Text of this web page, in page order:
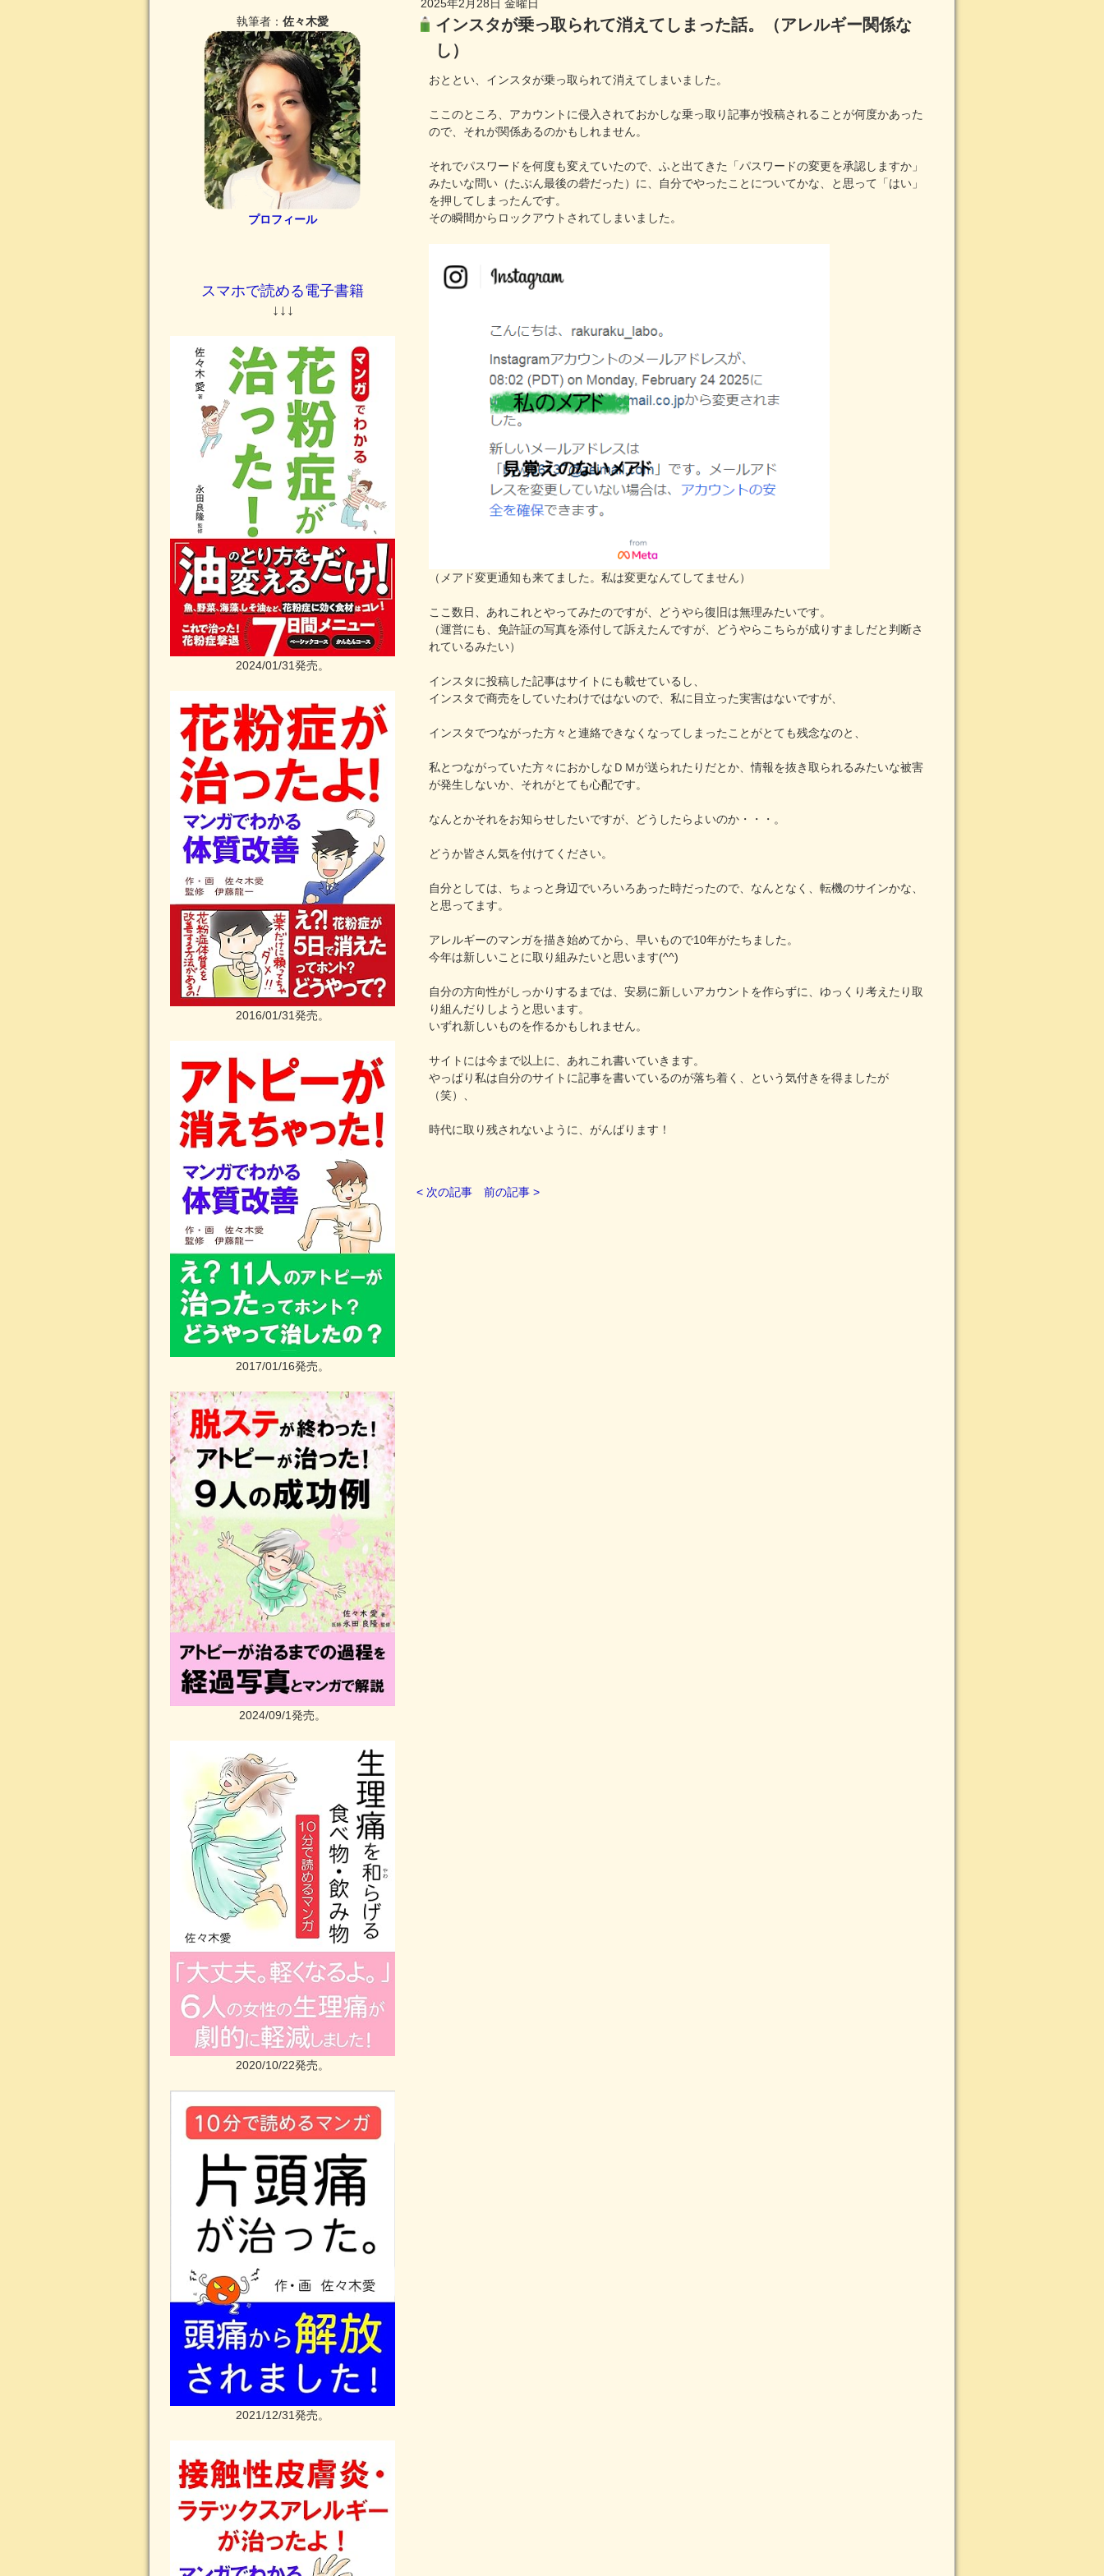
2025年2月28日 金曜日
インスタが乗っ取られて消えてしまった話。（アレルギー関係な
し）
おととい、インスタが乗っ取られて消えてしまいました。
ここのところ、アカウントに侵入されておかしな乗っ取り記事が投稿されることが何度かあった
ので、それが関係あるのかもしれません。
それでパスワードを何度も変えていたので、ふと出てきた「パスワードの変更を承認しますか」
みたいな問い（たぶん最後の砦だった）に、自分でやったことについてかな、と思って「はい」
を押してしまったんです。
その瞬間からロックアウトされてしまいました。
（メアド変更通知も来てました。私は変更なんてしてません）
ここ数日、あれこれとやってみたのですが、どうやら復旧は無理みたいです。
（運営にも、免許証の写真を添付して訴えたんですが、どうやらこちらが成りすましだと判断さ
れているみたい）
インスタに投稿した記事はサイトにも載せているし、
インスタで商売をしていたわけではないので、私に目立った実害はないですが、
インスタでつながった方々と連絡できなくなってしまったことがとても残念なのと、
私とつながっていた方々におかしなＤＭが送られたりだとか、情報を抜き取られるみたいな被害
が発生しないか、それがとても心配です。
なんとかそれをお知らせしたいですが、どうしたらよいのか・・・。
どうか皆さん気を付けてください。
自分としては、ちょっと身辺でいろいろあった時だったので、なんとなく、転機のサインかな、
と思ってます。
アレルギーのマンガを描き始めてから、早いもので10年がたちました。
今年は新しいことに取り組みたいと思います(^^)
自分の方向性がしっかりするまでは、安易に新しいアカウントを作らずに、ゆっくり考えたり取
り組んだりしようと思います。
いずれ新しいものを作るかもしれません。
サイトには今まで以上に、あれこれ書いていきます。
やっぱり私は自分のサイトに記事を書いているのが落ち着く、という気付きを得ましたが
（笑）、
時代に取り残されないように、がんばります！
< 次の記事 前の記事 >
執筆者： 佐々木愛
プロフィール
スマホで読める電子書籍
↓↓↓
2024/01/31発売。
2016/01/31発売。
2017/01/16発売。
2024/09/1発売。
2020/10/22発売。
2021/12/31発売。